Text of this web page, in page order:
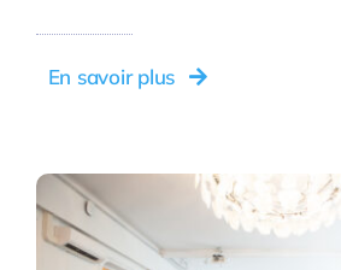
En savoir plus